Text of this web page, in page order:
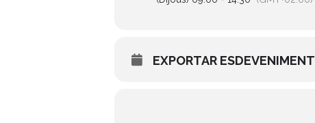
EXPORTAR ESDEVENIMENT